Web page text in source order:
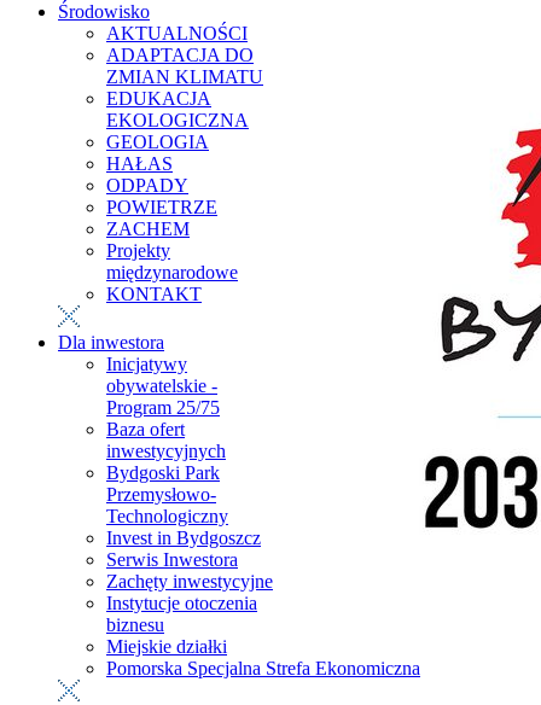
Środowisko
AKTUALNOŚCI
ADAPTACJA DO
ZMIAN KLIMATU
EDUKACJA
EKOLOGICZNA
GEOLOGIA
HAŁAS
ODPADY
POWIETRZE
ZACHEM
Projekty
międzynarodowe
KONTAKT
Dla inwestora
Inicjatywy
obywatelskie -
Program 25/75
Baza ofert
inwestycyjnych
Bydgoski Park
Przemysłowo-
Technologiczny
Invest in Bydgoszcz
Serwis Inwestora
Zachęty inwestycyjne
Instytucje otoczenia
biznesu
Miejskie działki
Pomorska Specjalna Strefa Ekonomiczna